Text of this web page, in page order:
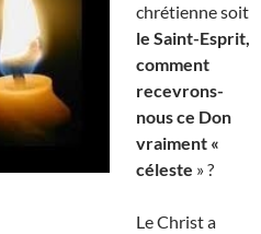
chrétienne soit
le Saint-Esprit,
comment
recevrons-
nous ce Don
vraiment «
céleste » ?
Le Christ a